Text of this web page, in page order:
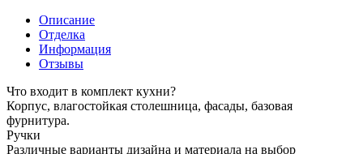
Описание
Отделка
Информация
Отзывы
Что входит в комплект кухни?
Корпус, влагостойкая столешница, фасады, базовая
фурнитура.
Ручки
Различные варианты дизайна и материала на выбор